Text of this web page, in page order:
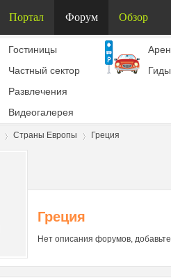
Портал Форум Обзор
Гостиницы
Частный сектор
Гиды
Развлечения
Видеогалерея
Страны Европы Греция
Греция
Нет описания форумов,